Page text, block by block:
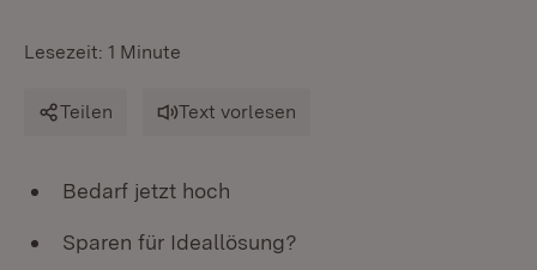
Lesezeit: 1 Minute
Teilen Text vorlesen
Bedarf jetzt hoch
Sparen für Ideallösung?